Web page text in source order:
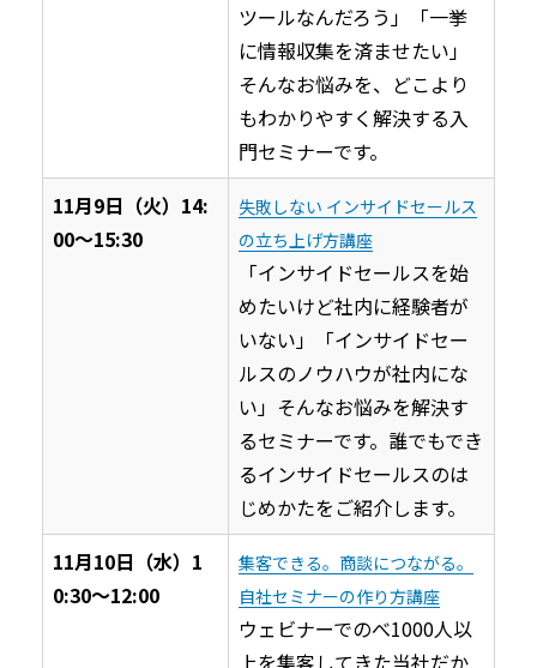
ツールなんだろう」「一挙
に情報収集を済ませたい」
そんなお悩みを、どこより
もわかりやすく解決する入
門セミナーです。
11月9日（火）14:
00〜15:30
失敗しない インサイドセールス
の立ち上げ方講座
「インサイドセールスを始
めたいけど社内に経験者が
いない」「インサイドセー
ルスのノウハウが社内にな
い」そんなお悩みを解決す
るセミナーです。誰でもでき
るインサイドセールスのは
じめかたをご紹介します。
11月10日（水）1
0:30〜12:00
集客できる。商談につながる。
自社セミナーの作り方講座
ウェビナーでのべ1000人以
上を集客してきた当社だか